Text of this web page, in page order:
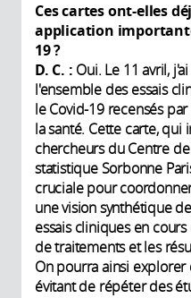
Ces cartes ont-elles
application
19 ?
D. C. : Oui. Le 11 avril,
l'ensemble des essais
le Covid-19 recensés
la santé. Cette carte, qui
chercheurs du Centre
statistique Sorbonne
cruciale pour
une vision synthétique
essais cliniques en
de traitements et les
On pourra ainsi explorer
évitant de répéter des